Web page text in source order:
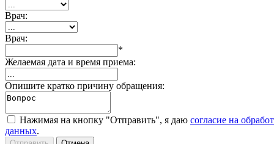
Врач:
Врач:
*
Желаемая дата и время приема:
Опишите кратко причину обращения:
Нажимая на кнопку "Отправить", я даю согласие на
данных.